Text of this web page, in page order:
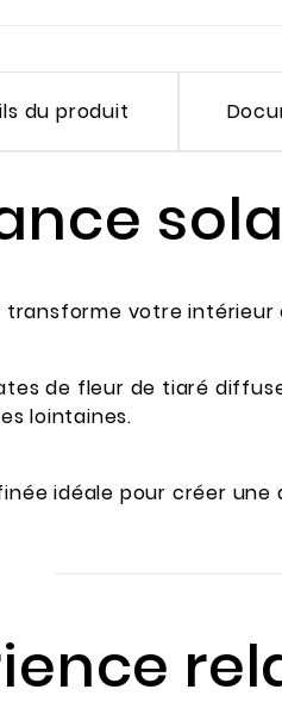
du produit
transforme votre
de fleur de tiaré
lointaines.
idéale pour créer